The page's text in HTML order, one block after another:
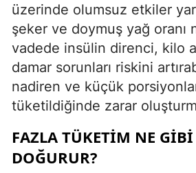
üzerinde olumsuz etkiler
şeker ve doymuş yağ oranı
vadede insülin direnci, kilo
damar sorunları riskini
nadiren ve küçük
tüketildiğinde zarar
FAZLA TÜKETIM NE
DOĞURUR?